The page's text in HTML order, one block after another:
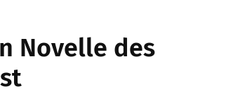
Novelle des